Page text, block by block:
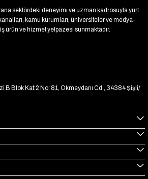
sektördeki deneyimi ve uzman kadrosuyla yurt
kamu kurumları, üniversiteler ve medya-
ürün ve hizmet yelpazesi sunmaktadır.
B Blok Kat:2 No: 81, Okmeydanı Cd., 34384 Şişli/